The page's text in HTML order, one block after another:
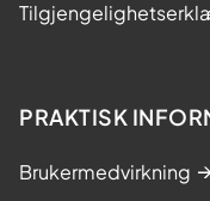
PRAKTISK
Brukermedvirkning